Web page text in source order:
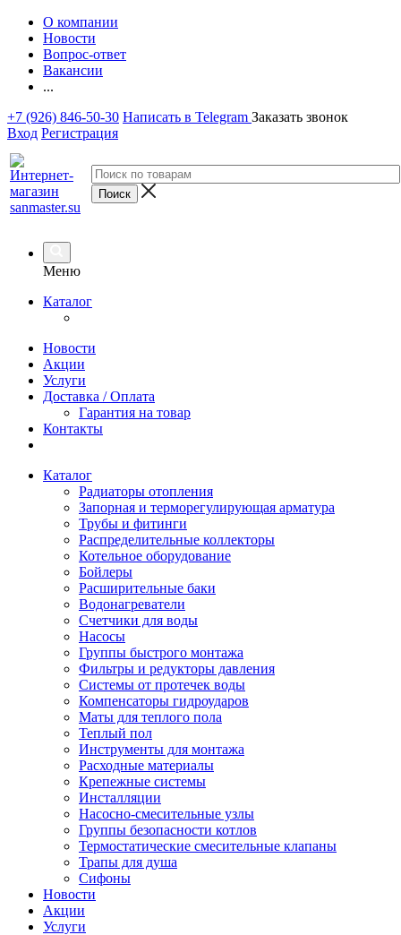
О компании
Новости
Вопрос-ответ
Вакансии
...
+7 (926) 846-50-30 Написать в Telegram Заказать звонок
Вход Регистрация
Меню
Каталог
Новости
Акции
Услуги
Доставка / Оплата
Гарантия на товар
Контакты
Каталог
Радиаторы отопления
Запорная и терморегулирующая арматура
Трубы и фитинги
Распределительные коллекторы
Котельное оборудование
Бойлеры
Расширительные баки
Водонагреватели
Счетчики для воды
Насосы
Группы быстрого монтажа
Фильтры и редукторы давления
Системы от протечек воды
Компенсаторы гидроударов
Маты для теплого пола
Теплый пол
Инструменты для монтажа
Расходные материалы
Крепежные системы
Инсталляции
Насосно-смесительные узлы
Группы безопасности котлов
Термостатические смесительные клапаны
Трапы для душа
Сифоны
Новости
Акции
Услуги